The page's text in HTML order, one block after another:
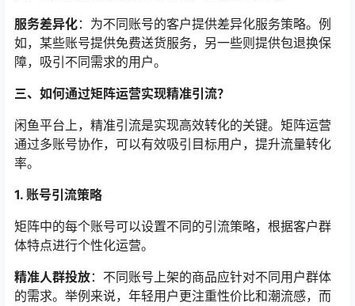
服务差异化：为不同账号的客户提供差异化服务策略。例
如，某些账号提供免费送货服务，另一些则提供包退换保
障，吸引不同需求的用户。
三、如何通过矩阵运营实现精准引流？
闲鱼平台上，精准引流是实现高效转化的关键。矩阵运营
通过多账号协作，可以有效吸引目标用户，提升流量转化
率。
1. 账号引流策略
矩阵中的每个账号可以设置不同的引流策略，根据客户群
体特点进行个性化运营。
精准人群投放：不同账号上架的商品应针对不同用户群体
的需求。举例来说，年轻用户更注重性价比和潮流感，而